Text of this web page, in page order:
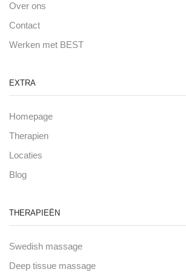
Over ons
Contact
Werken met BEST
EXTRA
Homepage
Therapien
Locaties
Blog
THERAPIEËN
Swedish massage
Deep tissue massage